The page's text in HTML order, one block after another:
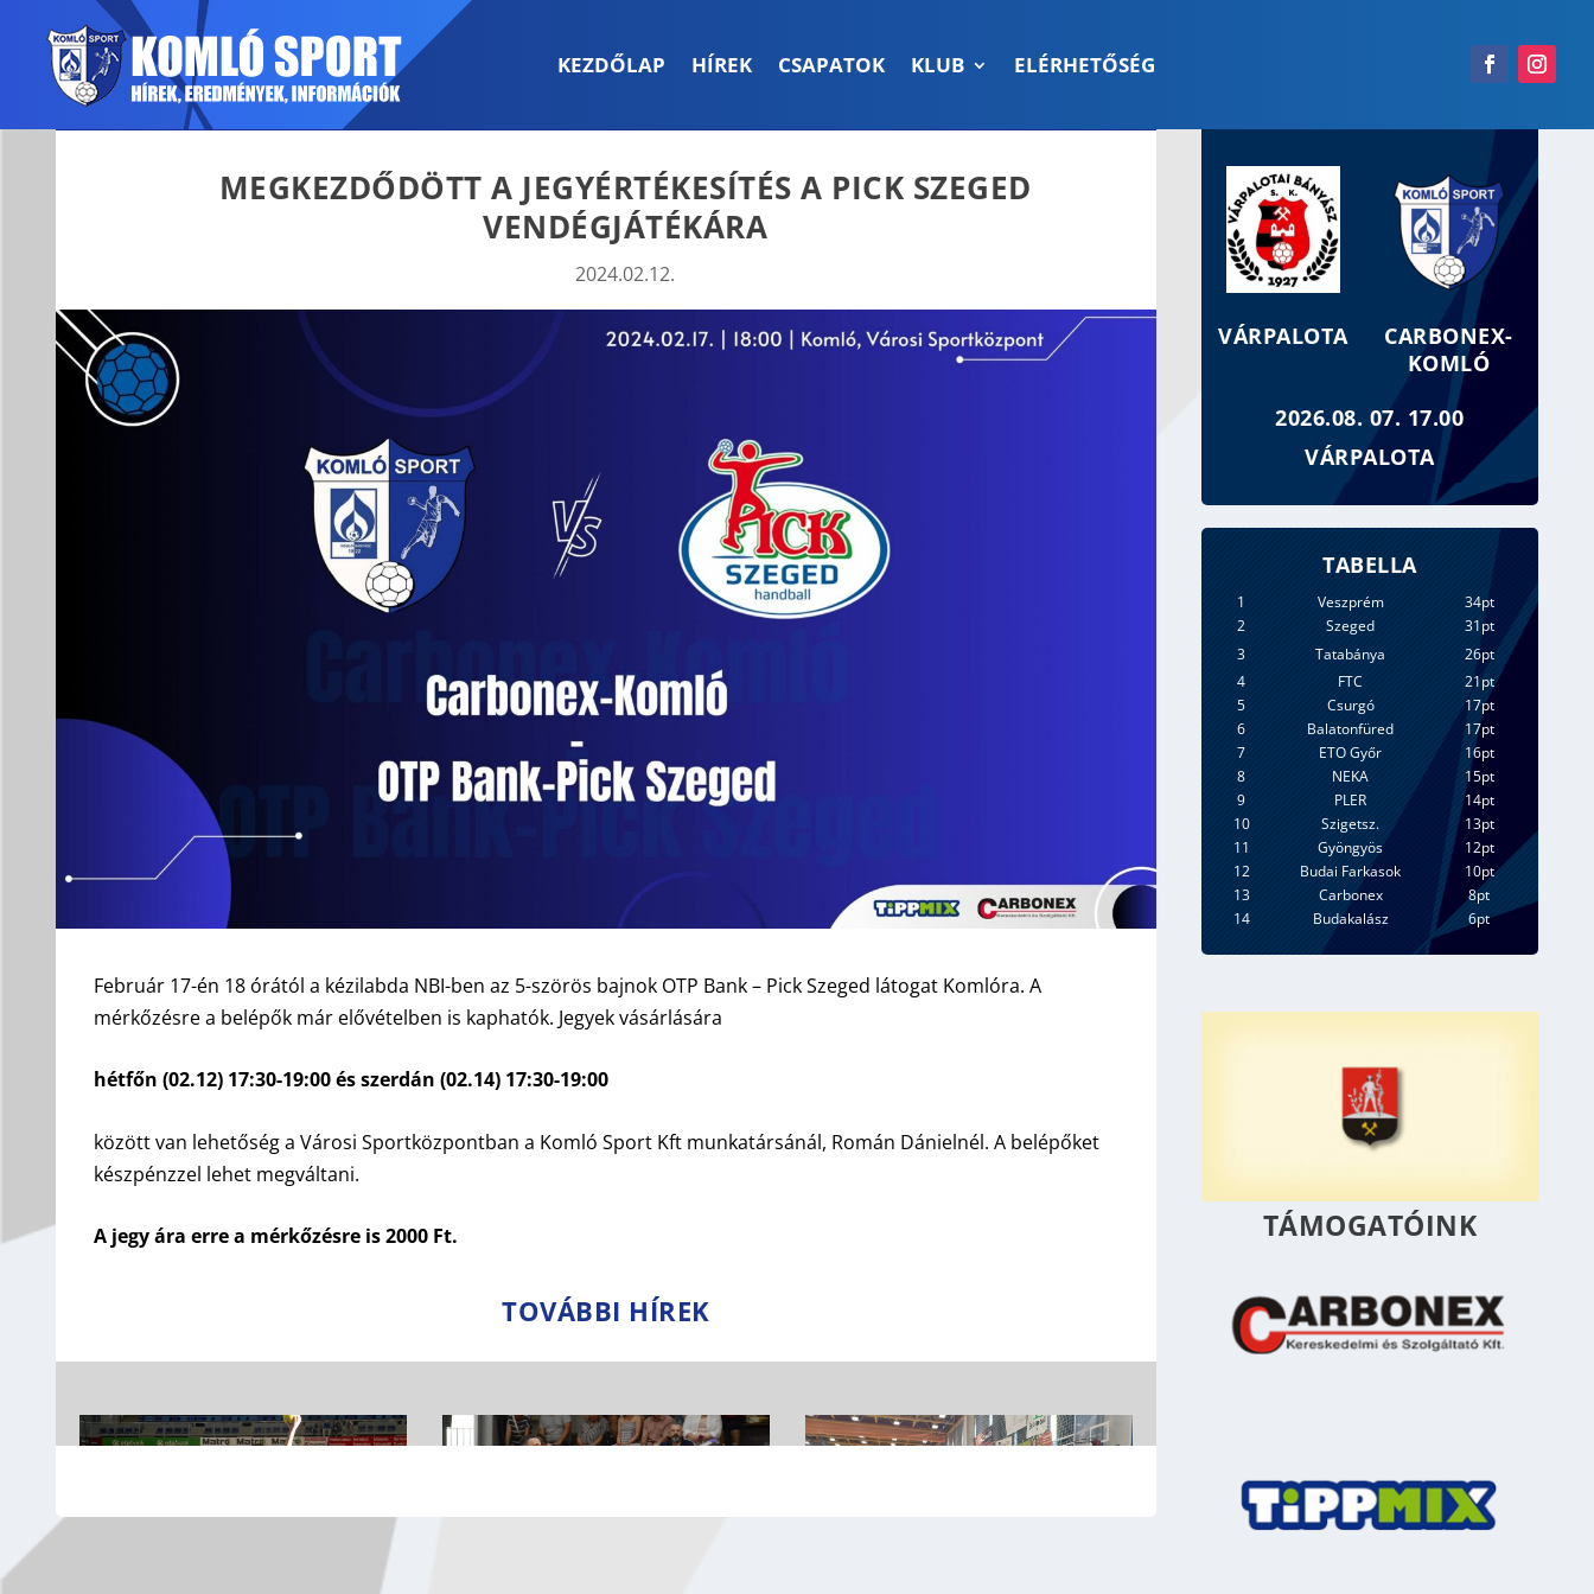
KEZDŐLAP HÍREK CSAPATOK KLUB ELÉRHETŐSÉG
MEGKEZDŐDÖTT A JEGYÉRTÉKESÍTÉS A PICK SZEGED
VENDÉGJÁTÉKÁRA
2024.02.12.
Február 17-én 18 órától a kézilabda NBI-ben az 5-szörös bajnok OTP Bank – Pick Szeged látogat Komlóra. A
mérkőzésre a belépők már elővételben is kaphatók. Jegyek vásárlására
hétfőn (02.12) 17:30-19:00 és szerdán (02.14) 17:30-19:00
között van lehetőség a Városi Sportközpontban a Komló Sport Kft munkatársánál, Román Dánielnél. A belépőket
készpénzzel lehet megváltani.
A jegy ára erre a mérkőzésre is 2000 Ft.
TOVÁBBI HÍREK
VÁRPALOTA
CARBONEX-
KOMLÓ
2026.08. 07. 17.00
VÁRPALOTA
TABELLA
1 Veszprém
34pt
2
Szeged
31pt
3
Tatabánya
26pt
4
FTC
21pt
5
Csurgó
17pt
6
Balatonfüred
17pt
7
ETO Győr
16pt
8
NEKA
15pt
9
PLER
14pt
10
Szigetsz.
13pt
11
Gyöngyös
12pt
12
Budai Farkasok
10pt
13
Carbonex
8pt
14
Budakalász 6pt
TÁMOGATÓINK